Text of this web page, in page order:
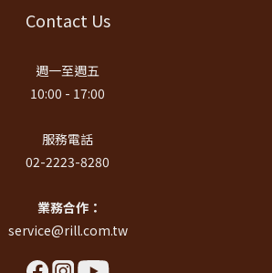
Contact Us
週一至週五
10:00 - 17:00
服務電話
02-2223-8280
業務合作：
service@rill.com.tw